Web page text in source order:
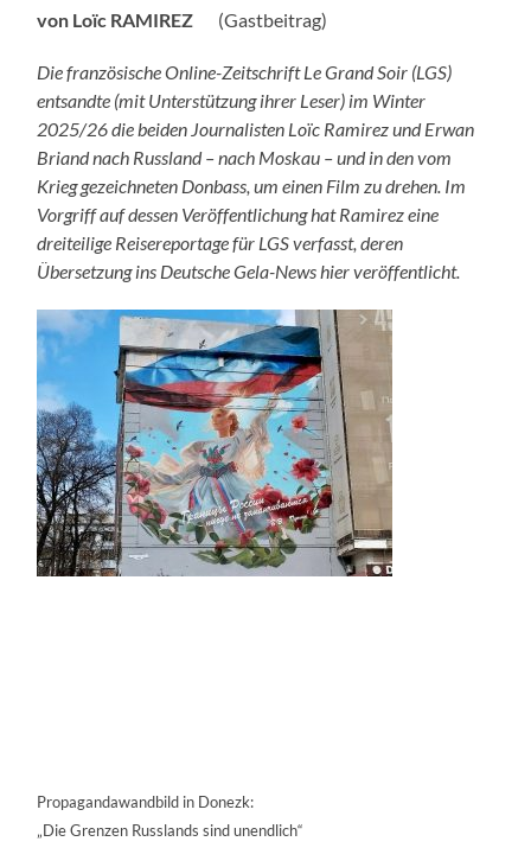
von Loïc RAMIREZ (Gastbeitrag)
Die französische Online-Zeitschrift Le Grand Soir (LGS)
entsandte (mit Unterstützung ihrer Leser) im Winter
2025/26 die beiden Journalisten Loïc Ramirez und Erwan
Briand nach Russland – nach Moskau – und in den vom
Krieg gezeichneten Donbass, um einen Film zu drehen. Im
Vorgriff auf dessen Veröffentlichung hat Ramirez eine
dreiteilige Reisereportage für LGS verfasst, deren
Übersetzung ins Deutsche Gela-News hier veröffentlicht.
Propagandawandbild in Donezk:
„Die Grenzen Russlands sind unendlich“